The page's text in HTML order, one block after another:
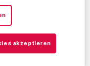
akzeptieren